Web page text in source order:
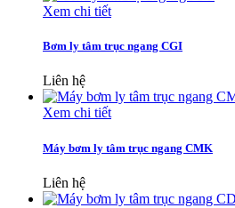
Xem chi tiết
Bơm ly tâm trục ngang CGI
Liên hệ
Xem chi tiết
Máy bơm ly tâm trục ngang CMK
Liên hệ